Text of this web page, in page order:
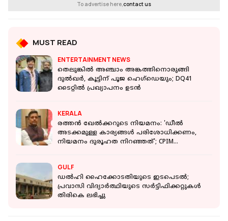
To advertise here,contact us
MUST READ
ENTERTAINMENT NEWS
തെലുങ്കിൽ അഞ്ചാം അങ്കത്തിനൊരുങ്ങി
ദുൽഖർ, കൂട്ടിന് പൂജ ഹെഗ്‌ഡെയും; DQ41
ടൈറ്റിൽ പ്രഖ്യാപനം ഉടൻ
KERALA
രത്തൻ ഖേൽക്കറുടെ നിയമനം: 'ഡീൽ
അടക്കമുള്ള കാര്യങ്ങൾ പരിശോധിക്കണം,
നിയമനം ദുരൂഹത നിറഞ്ഞത്'; CPIM
GULF
ഡൽഹി ഹൈക്കോടതിയുടെ ഇടപെടൽ;
പ്രവാസി വിദ്യാർത്ഥിയുടെ സർട്ടിഫിക്കറ്റുകൾ
തിരികെ ലഭിച്ചു